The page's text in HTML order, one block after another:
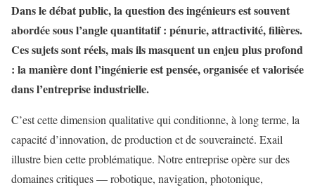
Dans le débat public, la question des ingénieurs est souvent
abordée sous l’angle quantitatif : pénurie, attractivité, filières.
Ces sujets sont réels, mais ils masquent un enjeu plus profond
: la manière dont l’ingénierie est pensée, organisée et valorisée
dans l’entreprise industrielle.
C’est cette dimension qualitative qui conditionne, à long terme, la
capacité d’innovation, de production et de souveraineté. Exail
illustre bien cette problématique. Notre entreprise opère sur des
domaines critiques — robotique, navigation, photonique,